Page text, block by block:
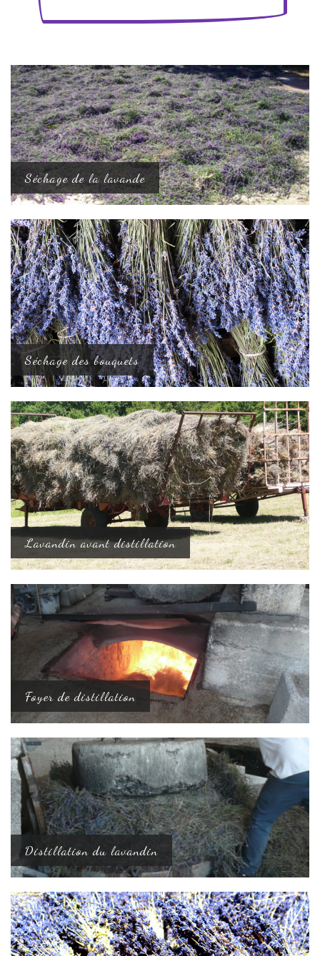
Séchage de la lavande
Séchage des bouquets
Lavandin avant distillation
Foyer de distillation
Distillation du lavandin